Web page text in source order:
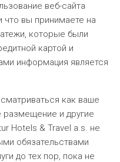
веб-сайта
что вы принимаете на
которые были
картой и
информация является
как ваше
и другие
Hotels & Travel a.s. не
обязательствами
до тех пор, пока не